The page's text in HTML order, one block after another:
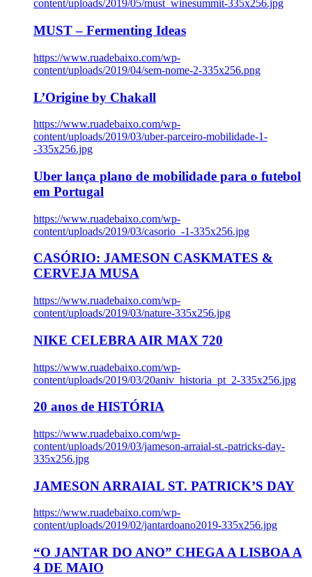
content/uploads/2019/05/must_winesummit-335x256.jpg
MUST – Fermenting Ideas
https://www.ruadebaixo.com/wp-
content/uploads/2019/04/sem-nome-2-335x256.png
L’Origine by Chakall
https://www.ruadebaixo.com/wp-
content/uploads/2019/03/uber-parceiro-mobilidade-1-
-335x256.jpg
Uber lança plano de mobilidade para o futebol
em Portugal
https://www.ruadebaixo.com/wp-
content/uploads/2019/03/casorio_-1-335x256.jpg
CASÓRIO: JAMESON CASKMATES &
CERVEJA MUSA
https://www.ruadebaixo.com/wp-
content/uploads/2019/03/nature-335x256.jpg
NIKE CELEBRA AIR MAX 720
https://www.ruadebaixo.com/wp-
content/uploads/2019/03/20aniv_historia_pt_2-335x256.jpg
20 anos de HISTÓRIA
https://www.ruadebaixo.com/wp-
content/uploads/2019/03/jameson-arraial-st.-patricks-day-
335x256.jpg
JAMESON ARRAIAL ST. PATRICK’S DAY
https://www.ruadebaixo.com/wp-
content/uploads/2019/02/jantardoano2019-335x256.jpg
“O JANTAR DO ANO” CHEGA A LISBOA A
4 DE MAIO